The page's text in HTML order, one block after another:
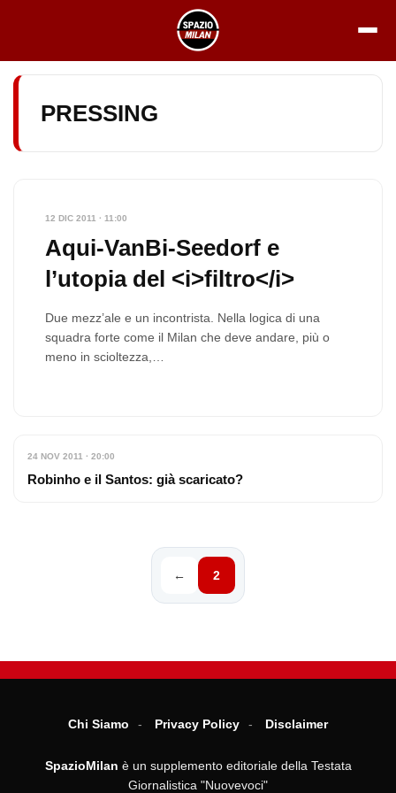
contenuto
PRESSING
12 DIC 2011 · 11:00
Aqui-VanBi-Seedorf e
l’utopia del <i>filtro</i>
Due mezz’ale e un incontrista. Nella logica di una
squadra forte come il Milan che deve andare, più o
meno in scioltezza,…
24 NOV 2011 · 20:00
Robinho e il Santos: già scaricato?
← 2
Chi Siamo Privacy Policy Disclaimer
SpazioMilan è un supplemento editoriale della Testata
Giornalistica "Nuovevoci"